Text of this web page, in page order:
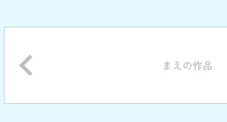
まえの作品